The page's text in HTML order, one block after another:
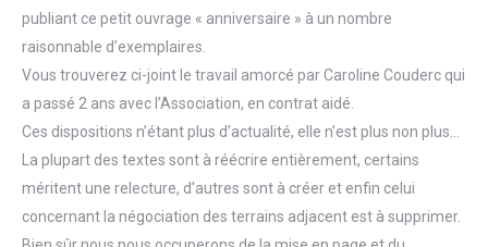
publiant ce petit ouvrage « anniversaire » à un nombre
raisonnable d’exemplaires.
Vous trouverez ci-joint le travail amorcé par Caroline Couderc qui
a passé 2 ans avec l’Association, en contrat aidé.
Ces dispositions n’étant plus d’actualité, elle n’est plus non plus…
La plupart des textes sont à réécrire entièrement, certains
méritent une relecture, d’autres sont à créer et enfin celui
concernant la négociation des terrains adjacent est à supprimer.